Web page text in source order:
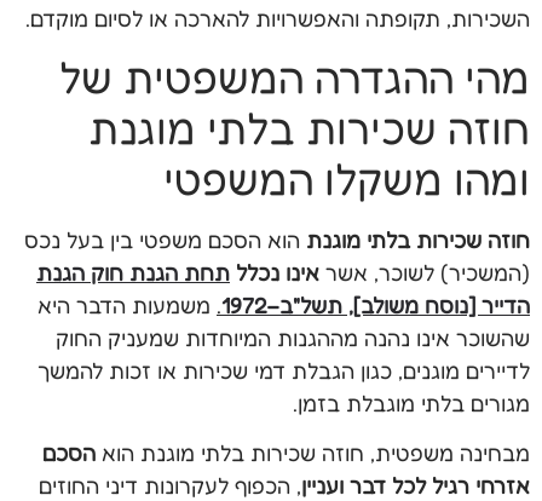
השכירות, תקופתה והאפשרויות להארכה או לסיום מוקדם.
מהי ההגדרה המשפטית של
חוזה שכירות בלתי מוגנת
ומהו משקלו המשפטי
חוזה שכירות בלתי מוגנת הוא הסכם משפטי בין בעל נכס
(המשכיר) לשוכר, אשר אינו נכלל תחת הגנת חוק הגנת
הדייר [נוסח משולב], תשל"ב–1972
. משמעות הדבר היא
שהשוכר אינו נהנה מההגנות המיוחדות שמעניק החוק
לדיירים מוגנים, כגון הגבלת דמי שכירות או זכות להמשך
מגורים בלתי מוגבלת בזמן.
מבחינה משפטית, חוזה שכירות בלתי מוגנת הוא הסכם
אזרחי רגיל לכל דבר ועניין, הכפוף לעקרונות דיני החוזים